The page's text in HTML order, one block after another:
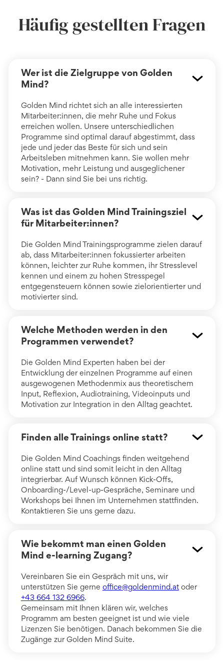
Häufig gestellten Fragen
Wer ist die Zielgruppe von Golden
Mind?
Golden Mind richtet sich an alle interessierten
Mitarbeiter:innen, die mehr Ruhe und Fokus
erreichen wollen. Unsere unterschiedlichen
Programme sind optimal darauf abgestimmt, dass
jede und jeder das Beste für sich und sein
Arbeitsleben mitnehmen kann. Sie wollen mehr
Motivation, mehr Leistung und ausgeglichener
sein? - Dann sind Sie bei uns richtig.
Was ist das Golden Mind Trainingsziel
für Mitarbeiter:innen?
Die Golden Mind Trainingsprogramme zielen darauf
ab, dass Mitarbeiter:innen fokussierter arbeiten
können, leichter zur Ruhe kommen, ihr Stresslevel
kennen und einem zu hohen Stresspegel
entgegensteuern können sowie zielorientierter und
motivierter sind.
Welche Methoden werden in den
Programmen verwendet?
Die Golden Mind Experten haben bei der
Entwicklung der einzelnen Programme auf einen
ausgewogenen Methodenmix aus theoretischem
Input, Reflexion, Audiotraining, Videoinputs und
Motivation zur Integration in den Alltag geachtet.
Finden alle Trainings online statt?
Die Golden Mind Coachings finden weitgehend
online statt und sind somit leicht in den Alltag
integrierbar. Auf Wunsch können Kick-Offs,
Onboarding-/Level-up-Gespräche, Seminare und
Workshops bei Ihnen im Unternehmen stattfinden.
Kontaktieren Sie uns gerne dazu.
Wie bekommt man einen Golden
Mind e-learning Zugang?
Vereinbaren Sie ein Gespräch mit uns, wir
unterstützen Sie gerne office@goldenmind.atoder
+43 664 132 6966.
Gemeinsam mit Ihnen klären wir, welches
Programm am besten geeignet ist und wie viele
Lizenzen Sie benötigen. Danach bekommen Sie die
Zugänge zur Golden Mind Suite.